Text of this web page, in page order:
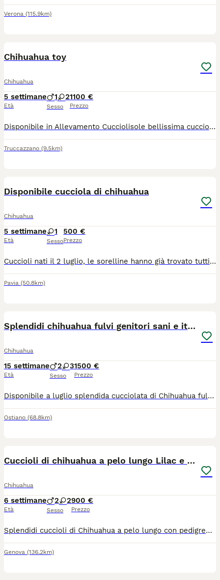
Verona (115.9km)
Chihuahua toy
Chihuahua
5 settimane
Età
1 2
Sesso
1100 €
Prezzo
Disponibile in Allevamento Cucciolisole bellissima cucciola di chihuahua sia femmina che maschio. La cucciola avrà doppia sverminazione, primo e secondo vaccino, libretto sanitario e visita veterinaria, microchip con relativo passaggio di proprietà e trattamento antiparassitario, PEDIGREE ENCI. Sarà abituata all'uso della traversina igienica e socializzata con altri cani e gatti. Cresce in famiglia giocando con bambini... Per info e video anche whatapp al 329 6954062
Truccazzano (9.5km)
Disponibile cucciola di chihuahua
Chihuahua
5 settimane
Età
1
Sesso
500 €
Prezzo
Cuccioli nati il 2 luglio, le sorelline hanno già trovato tutti una nuova famiglia, ed è rimasta solo questa dolcissima femminuccia in attesa di trovare la sua famiglia ​La piccola è prenotabile da subito e sarà pronta per venire con voi a partire dal 27 agosto. ​Per qualsiasi informazione, per ricevere altre foto contattatemi pure tramite WhatsApp al numero: 3385636194
Pavia (50.8km)
Splendidi chihuahua fulvi genitori sani e italiani
Chihuahua
15 settimane
Età
2 3
Sesso
1500 €
Prezzo
​Disponibile a luglio splendida cucciolata di Chihuahua fulvi (anche carbonati con macchie bianche). ​ 🏆 Genealogia e Salute La qualità dei nostri cuccioli parte dalle loro radici. Entrambi i genitori provengono da due dei più rinomati allevamenti italiani (documenti in foto) scelti per l'eccellenza delle loro linee di sangue e per l'attenzione alla salute e al carattere: Genitori visibili e di nostra proprietà. Carattere equilibrato, socievole e affettuoso. ❤️ La nostra Filosofia: Etica e Libertà Crediamo fermamente che un cane felice sia un cane che vive la casa. La nostra non è una produzione "in serie", ma un atto d'amore. Per informazioni, foto o per venire a conoscere i piccoli e i loro genitori, contattateci qui o sulla nostra pagina Fb (i chihuahua delle lanterne) o Ig (le_lanterne_) *Siamo a disposizione per qualsiasi consiglio pre e post-adozione.*
Ostiano (68.8km)
Cuccioli di chihuahua a pelo lungo Lilac e Blu
Chihuahua
6 settimane
Età
2 2
Sesso
900 €
Prezzo
Splendidi cuccioli di Chihuahua a pelo lungo con pedigree ENCI Disponibili splendidi cuccioli di Chihuahua a pelo lungo, nati il 26/06/2026, allevati con amore in ambiente familiare. Entrambi i genitori sono muniti di pedigree ENCI e i cuccioli saranno ceduti solo dopo il compimento dell’età prevista dalla normativa. Disponibili: * 🩵 1 Maschi: €900 * 🩷 2 Femmine: €1.200 I cuccioli saranno consegnati con: ✔ Microchip ✔ Prima vaccinazione ✔ Sverminazioni effettuate ✔ Libretto sanitario ✔ Pedigree ENCI richiesto I cuccioli cresceranno in ambiente familiare, saranno abituati al contatto con le persone e con i bambini, ricevendo fin da piccoli le migliori cure. Per maggiori informazioni, foto o per fissare una visita, contattatemi in privato. Solo persone realmente interessate e amanti della razza.
Genova (136.2km)